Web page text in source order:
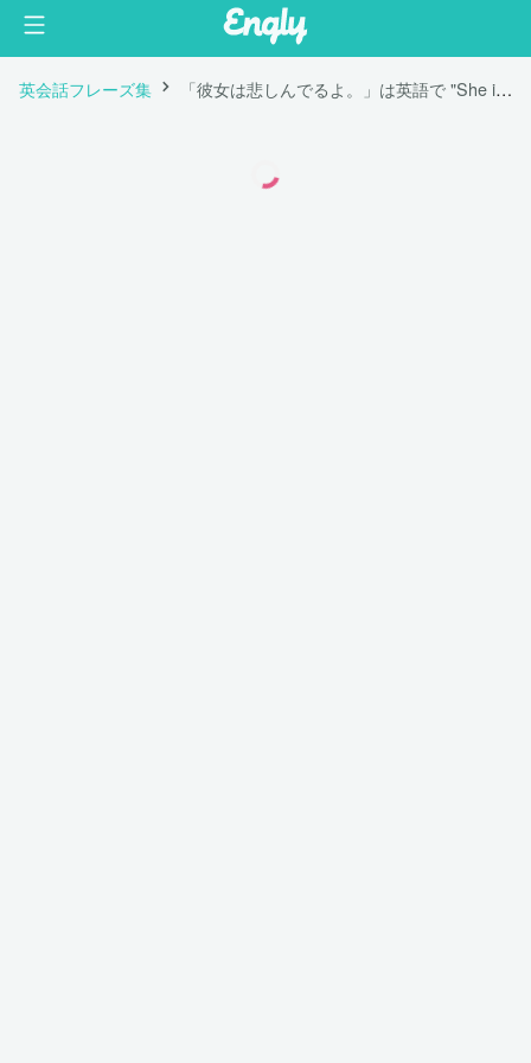
英会話フレーズ集 「彼女は悲しんでるよ。」は英語で "She is sad."